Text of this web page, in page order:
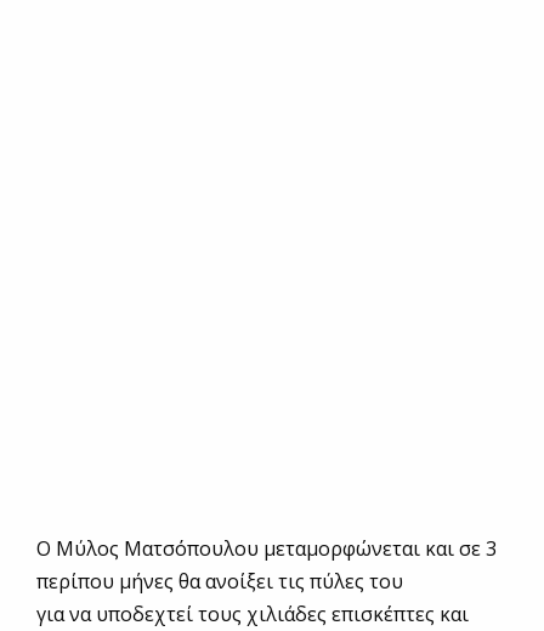
Ο Μύλος Ματσόπουλου μεταμορφώνεται και σε 3
περίπου μήνες θα ανοίξει τις πύλες του
για να υποδεχτεί τους χιλιάδες επισκέπτες και